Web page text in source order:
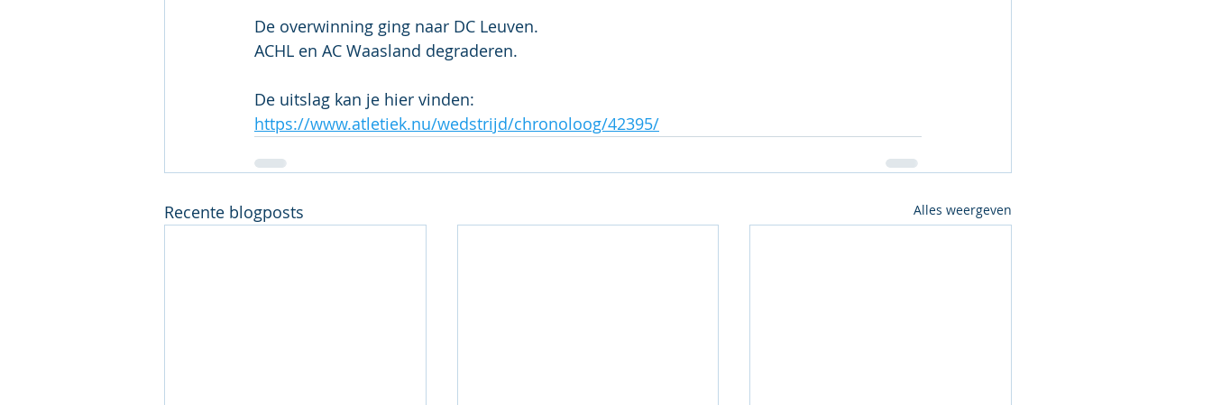
De overwinning ging naar DC Leuven.
ACHL en AC Waasland degraderen.
De uitslag kan je hier vinden:
https://www.atletiek.nu/wedstrijd/chronoloog/42395/
Recente blogposts Alles weergeven